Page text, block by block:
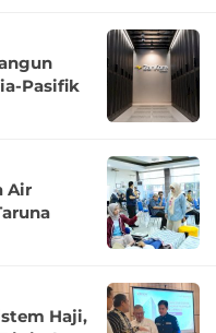
Pasifik
Air
Haji,